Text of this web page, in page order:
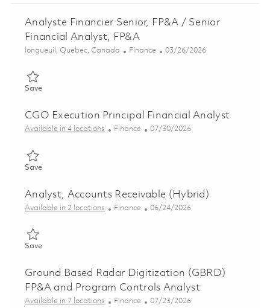
Analyste Financier Senior, FP&A / Senior
Financial Analyst, FP&A
Location
longueuil, Quebec, Canada Category
Finance Posted Date
03/26/2026
SaveSave Analyste Financier Senior, FP&A / Senior Financial Analyst,
CGO Execution Principal Financial Analyst
Available in 4 locations Category
Finance Posted Date
07/30/2026
SaveSave CGO Execution Principal Financial Analyst 01862812
Analyst, Accounts Receivable (Hybrid)
Available in 2 locations Category
Finance Posted Date
06/24/2026
SaveSave Analyst, Accounts Receivable (Hybrid) 01854066
Ground Based Radar Digitization (GBRD)
FP&A and Program Controls Analyst
Available in 7 locations Category
Finance Posted Date
07/23/2026